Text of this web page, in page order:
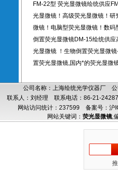
FM-22型 荧光显微镜绘统供应
光显微镜！高级荧光显微镜！研
微镜！电脑型荧光显微镜！数码
倒置荧光显微镜DM-15绘统供应
光显微镜 ！生物倒置荧光显微
置荧光显微镜,国内*的荧光显微
公司名称：上海绘统光学仪器厂
联系人：刘经理 联系电话：86-21-
网站访问统计：237599 备案号：沪
网站关键词： 荧光显微镜,